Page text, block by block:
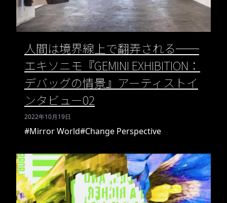
人間は境界線上で翻弄される──
エキソニモ『GEMINI EXHIBITION：
デバッグの情景』アーティストイ
ンタビュー02
2022年10月19日
#Mirror World#Change Perspective